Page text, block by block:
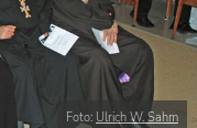
Foto: Ulrich W. Sahm